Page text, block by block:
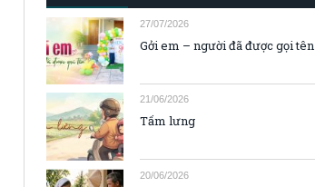
27/07/2026
Gởi em – người đã được gọi tên
21/06/2026
Tấm lưng
20/06/2026